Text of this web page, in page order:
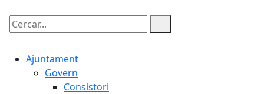
Cercar:
Ajuntament
Govern
Consistori